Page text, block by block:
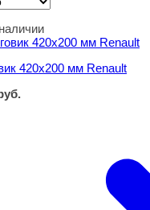
420х200 мм Renault
420х200 мм Renault